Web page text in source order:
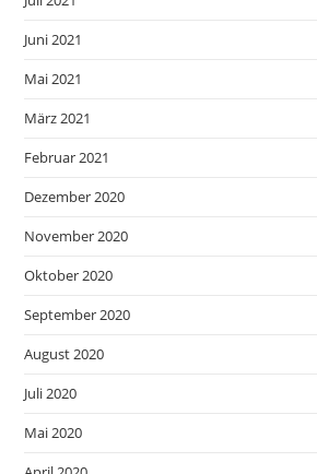
Juni 2021
Mai 2021
März 2021
Februar 2021
Dezember 2020
November 2020
Oktober 2020
September 2020
August 2020
Juli 2020
Mai 2020